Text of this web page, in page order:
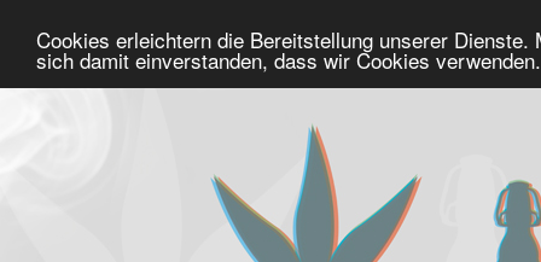
Cookies erleichtern die Bereitstellung unserer
sich damit einverstanden, dass wir Cookies